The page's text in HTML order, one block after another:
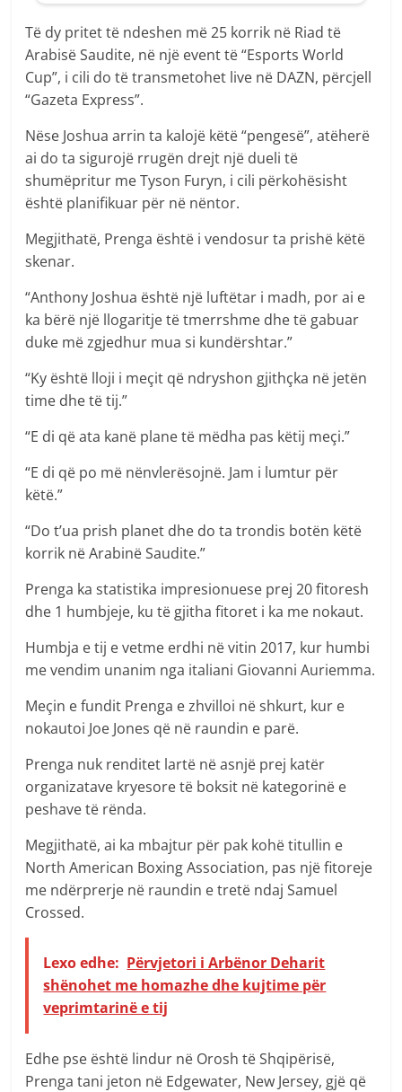
Të dy pritet të ndeshen më 25 korrik në Riad të
Arabisë Saudite, në një event të “Esports World
Cup”, i cili do të transmetohet live në DAZN, përcjell
“Gazeta Express”.
Nëse Joshua arrin ta kalojë këtë “pengesë”, atëherë
ai do ta sigurojë rrugën drejt një dueli të
shumëpritur me Tyson Furyn, i cili përkohësisht
është planifikuar për në nëntor.
Megjithatë, Prenga është i vendosur ta prishë këtë
skenar.
“Anthony Joshua është një luftëtar i madh, por ai e
ka bërë një llogaritje të tmerrshme dhe të gabuar
duke më zgjedhur mua si kundërshtar.”
“Ky është lloji i meçit që ndryshon gjithçka në jetën
time dhe të tij.”
“E di që ata kanë plane të mëdha pas këtij meçi.”
“E di që po më nënvlerësojnë. Jam i lumtur për
këtë.”
“Do t’ua prish planet dhe do ta trondis botën këtë
korrik në Arabinë Saudite.”
Prenga ka statistika impresionuese prej 20 fitoresh
dhe 1 humbjeje, ku të gjitha fitoret i ka me nokaut.
Humbja e tij e vetme erdhi në vitin 2017, kur humbi
me vendim unanim nga italiani Giovanni Auriemma.
Meçin e fundit Prenga e zhvilloi në shkurt, kur e
nokautoi Joe Jones që në raundin e parë.
Prenga nuk renditet lartë në asnjë prej katër
organizatave kryesore të boksit në kategorinë e
peshave të rënda.
Megjithatë, ai ka mbajtur për pak kohë titullin e
North American Boxing Association, pas një fitoreje
me ndërprerje në raundin e tretë ndaj Samuel
Crossed.
Lexo edhe: Përvjetori i Arbënor Deharit
shënohet me homazhe dhe kujtime për
veprimtarinë e tij
Edhe pse është lindur në Orosh të Shqipërisë,
Prenga tani jeton në Edgewater, New Jersey, gjë që